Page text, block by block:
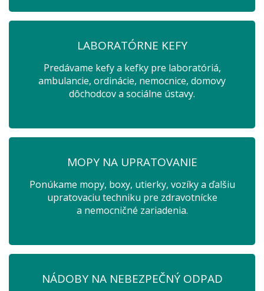
LABORATÓRNE KEFY
Predávame kefy a kefky pre laboratóriá,
ambulancie, ordinácie, nemocnice, domovy
dôchodcov a sociálne ústavy.
MOPY NA UPRATOVANIE
Ponúkame mopy, boxy, utierky, vozíky a ďalšiu
upratovaciu techniku pre zdravotnícke
a nemocničné zariadenia.
NÁDOBY NA NEBEZPEČNÝ ODPAD